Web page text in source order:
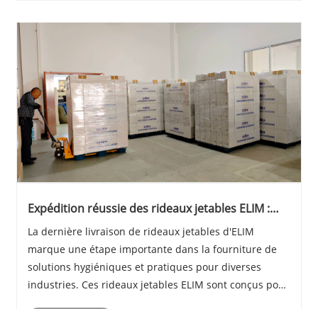
Expédition réussie des rideaux jetables ELIM :
d'hygiène et de commodité
La dernière livraison de rideaux jetables d'ELIM
marque une étape importante dans la fourniture de
solutions hygiéniques et pratiques pour diverses
industries. Ces rideaux jetables ELIM sont conçus pour